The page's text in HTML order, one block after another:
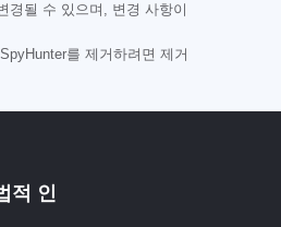
경될 수 있으며, 변경 사항이
를 제거하려면 제거
적 인